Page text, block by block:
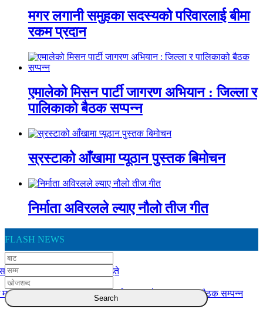
मगर लगानी समुहका सदस्यको परिवारलाई बीमा
रकम प्रदान
एमालेको मिसन पार्टी जागरण अभियान : जिल्ला र
पालिकाको बैठक सप्पन्न
स्रस्टाको आँखामा प्यूठान पुस्तक बिमोचन
निर्माता अविरलले ल्याए नौलो तीज गीत
FLASH NEWS
दुर्घटना : एकको मृत्यु, ६ जना घाइते
कार्यालय बिच योजना कार्यान्वयन बारे समन्वयात्मक बैठक सम्पन्न